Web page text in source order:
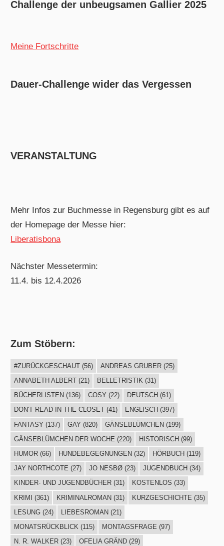
Challenge der unbeugsamen Gallier 2025
Meine Fortschritte
Dauer-Challenge wider das Vergessen
VERANSTALTUNG
Mehr Infos zur Buchmesse in Regensburg gibt es auf
der Homepage der Messe hier:
Liberatisbona
Nächster Messetermin:
11.4. bis 12.4.2026
Zum Stöbern:
#ZURÜCKGESCHAUT(56) ANDREAS GRUBER(25)
ANNABETH ALBERT(21) BELLETRISTIK(31)
BÜCHERLISTEN (136) COSY (22) DEUTSCH (61)
DON'T READ IN THE CLOSET(41) ENGLISCH (397)
FANTASY (137) GAY (820) GÄNSEBLÜMCHEN(199)
GÄNSEBLÜMCHEN DER WOCHE (220) HISTORISCH (99)
HUMOR(66) HUNDEBEGEGNUNGEN (32) HÖRBUCH (119)
JAY NORTHCOTE (27) JO NESBØ(23) JUGENDBUCH (34)
KINDER- UND JUGENDBÜCHER(31) KOSTENLOS (33)
KRIMI (361) KRIMINALROMAN(31) KURZGESCHICHTE (35)
LESUNG(24) LIEBESROMAN(21)
MONATSRÜCKBLICK (115) MONTAGSFRAGE (97)
N. R. WALKER(23) OFELIA GRÄND(29)